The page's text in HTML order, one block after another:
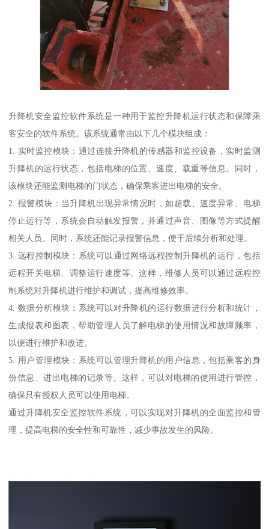
升降机安全监控软件系统是一种用于监控升降机运行状态和保障乘
客安全的软件系统。该系统通常由以下几个模块组成：
1. 实时监控模块：通过连接升降机的传感器和监控设备，实时监测
升降机的运行状态，包括电梯的位置、速度、载重等信息。同时，
该模块还能监测电梯的门状态，确保乘客进出电梯的安全。
2. 报警模块：当升降机出现异常情况时，如超载、速度异常、电梯
停止运行等，系统会自动触发报警，并通过声音、图像等方式提醒
相关人员。同时，系统还能记录报警信息，便于后续分析和处理。
3. 远程控制模块：系统可以通过网络远程控制升降机的运行，包括
远程开关电梯、调整运行速度等。这样，维修人员可以通过远程控
制系统对升降机进行维护和调试，提高维修效率。
4. 数据分析模块：系统可以对升降机的运行数据进行分析和统计，
生成报表和图表，帮助管理人员了解电梯的使用情况和故障频率，
以便进行维护和改进。
5. 用户管理模块：系统可以管理升降机的用户信息，包括乘客的身
份信息、进出电梯的记录等。这样，可以对电梯的使用进行管控，
确保只有授权人员可以使用电梯。
通过升降机安全监控软件系统，可以实现对升降机的全面监控和管
理，提高电梯的安全性和可靠性，减少事故发生的风险。